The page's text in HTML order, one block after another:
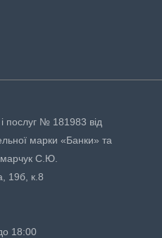
послуг № 181983 від
марки «Банки» та
С.Ю.
19б, к.8
18:00